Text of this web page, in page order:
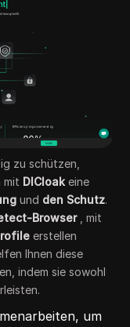
zu schützen,
mit DICloak eine
und den Schutz.
Browser, mit
erstellen
Ihnen diese
indem sie sowohl
um